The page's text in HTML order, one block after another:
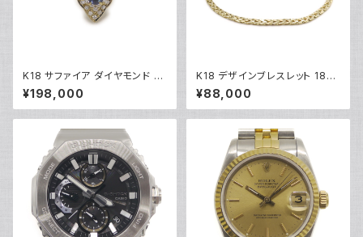
K18 サファイア ダイヤモンド デ
ザインリング 18金 指輪 12号 Y
05246
¥198,000
K18 デザインブレスレット 18金
チェーンブレスレット Y04933
¥88,000